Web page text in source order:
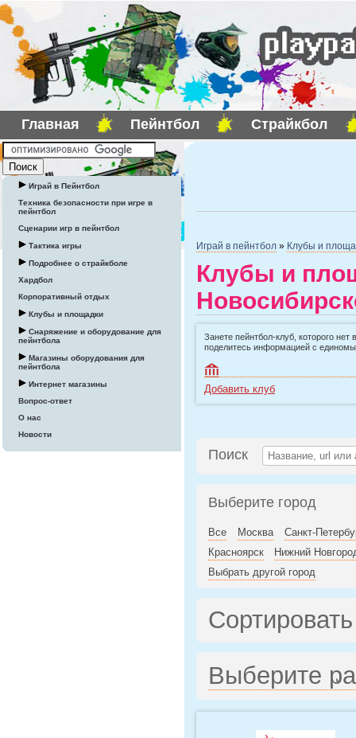
Главная Пейнтбол Страйкбол
Играй в Пейнтбол
Техника безопасности при игре в
пейнтбол
Сценарии игр в пейнтбол
Тактика игры
Подробнее о страйкболе
Хардбол
Корпоративный отдых
Клубы и площадки
Снаряжение и оборудование для
пейнтбола
Магазины оборудования для
пейнтбола
Интернет магазины
Вопрос-ответ
О нас
Новости
Играй в пейнтбол » Клубы и
Клубы и
Занете пейнтбол-клуб, которого
поделитесь информацией с
Добавить клуб
Поиск
Выберите город
Все Москва
Санкт-
Красноярск
Нижний
Выбрать другой город
Выберите